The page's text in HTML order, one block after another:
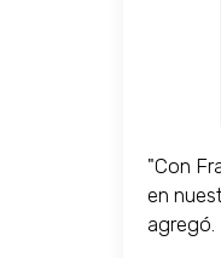
"Con
en
agregó.